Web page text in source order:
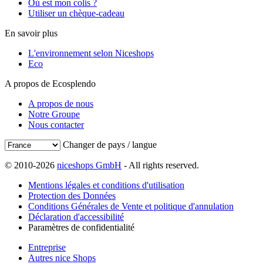
Où est mon colis ?
Utiliser un chèque-cadeau
En savoir plus
L'environnement selon Niceshops
Eco
A propos de Ecosplendo
A propos de nous
Notre Groupe
Nous contacter
Changer de pays / langue
© 2010-2026 niceshops GmbH - All rights reserved.
Mentions légales et conditions d'utilisation
Protection des Données
Conditions Générales de Vente et politique d'annulation
Déclaration d'accessibilité
Paramètres de confidentialité
Entreprise
Autres nice Shops